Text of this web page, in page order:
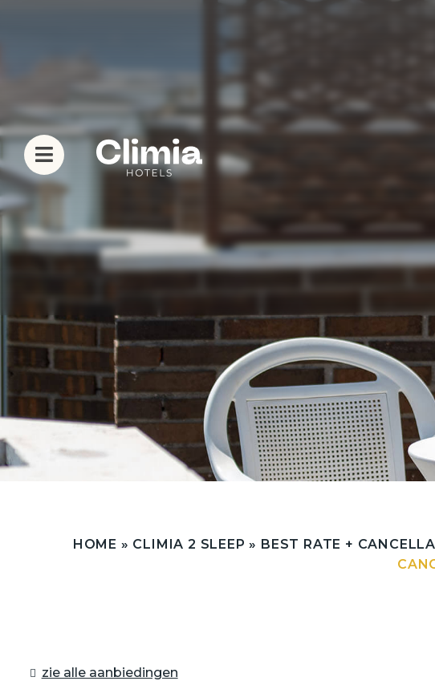
HOME » CLIMIA 2 SLEEP » BEST RATE +
zie alle aanbiedingen